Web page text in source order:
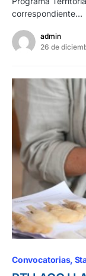
correspondiente…
admin
26 de
Convocatorias